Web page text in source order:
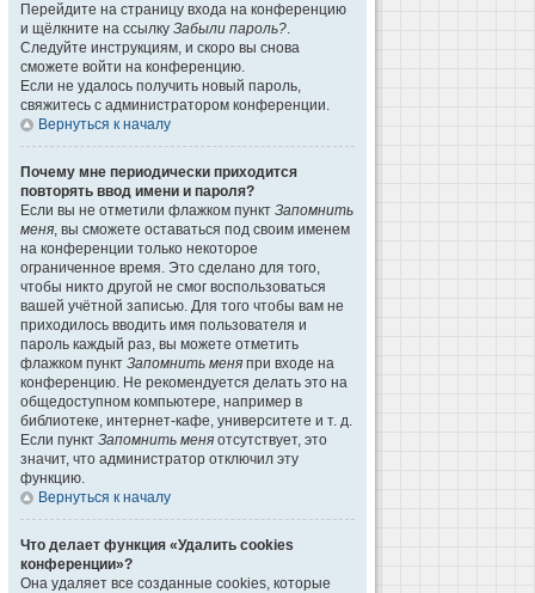
Перейдите на страницу входа на конференцию
и щёлкните на ссылку Забыли пароль?.
Следуйте инструкциям, и скоро вы снова
сможете войти на конференцию.
Если не удалось получить новый пароль,
свяжитесь с администратором конференции.
Вернуться к началу
Почему мне периодически приходится
повторять ввод имени и пароля?
Если вы не отметили флажком пункт Запомнить
меня, вы сможете оставаться под своим именем
на конференции только некоторое
ограниченное время. Это сделано для того,
чтобы никто другой не смог воспользоваться
вашей учётной записью. Для того чтобы вам не
приходилось вводить имя пользователя и
пароль каждый раз, вы можете отметить
флажком пункт Запомнить меня при входе на
конференцию. Не рекомендуется делать это на
общедоступном компьютере, например в
библиотеке, интернет-кафе, университете и т. д.
Если пункт Запомнить меня отсутствует, это
значит, что администратор отключил эту
функцию.
Вернуться к началу
Что делает функция «Удалить cookies
конференции»?
Она удаляет все созданные cookies, которые